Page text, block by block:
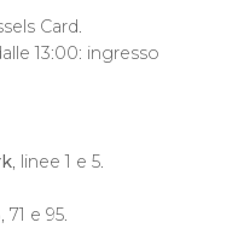
Card.
13:00: ingresso
, linee 1 e 5.
71 e 95.